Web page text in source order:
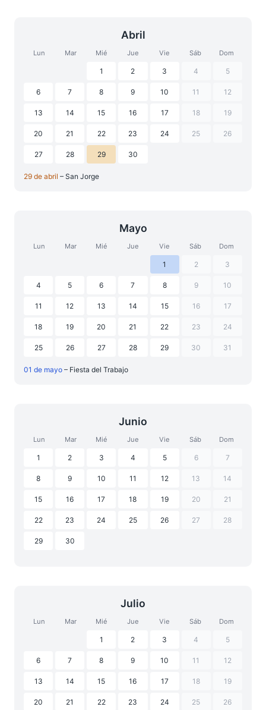
Abril
Lun Mar Mié Jue Vie Sáb Dom
1 2 3 4 5
6 7 8 9 10 11 12
13 14 15 16 17 18 19
20 21 22 23 24 25 26
27 28 29 30
29 de abril – San Jorge
Mayo
Lun Mar Mié Jue Vie Sáb Dom
1 2 3
4 5 6 7 8 9 10
11 12 13 14 15 16 17
18 19 20 21 22 23 24
25 26 27 28 29 30 31
01 de mayo – Fiesta del Trabajo
Junio
Lun Mar Mié Jue Vie Sáb Dom
1 2 3 4 5 6 7
8 9 10 11 12 13 14
15 16 17 18 19 20 21
22 23 24 25 26 27 28
29 30
Julio
Lun Mar Mié Jue Vie Sáb Dom
1 2 3 4 5
6 7 8 9 10 11 12
13 14 15 16 17 18 19
20 21 22 23 24 25 26